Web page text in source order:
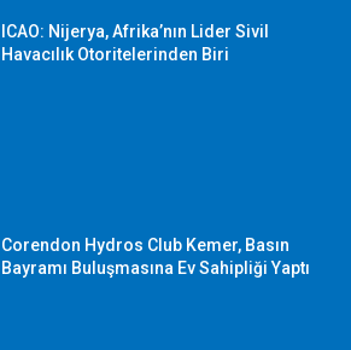
ICAO: Nijerya, Afrika’nın Lider Sivil
Havacılık Otoritelerinden Biri
Corendon Hydros Club Kemer, Basın
Bayramı Buluşmasına Ev Sahipliği Yaptı